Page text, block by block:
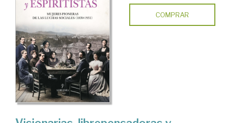
COMPRAR